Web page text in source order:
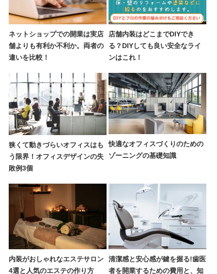
ネットショップでの開業は実店
舗よりも有利か不利か。両者の
違いを比較！
店舗内装はどこまでDIYでき
る？DIYしても良い安全なライ
ンはこれ！
狭くて動きづらいオフィスはも
う限界！オフィスデザインの失
敗例3個
快適なオフィスづくりのための
ゾーニングの基礎知識
内装がおしゃれなエステサロン
4選と人気のエステの作り方
清潔感と安心感が鍵を握る!歯医
者を開業するための費用と、知